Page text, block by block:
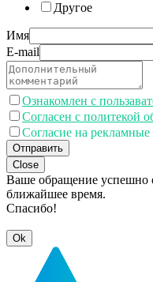
Другое
Имя
E-mail
Ознакомлен с
Согласен с политекой
Согласие на рекламные
Отправить
Close
Ваше обращение успешно
ближайшее время.
Спасибо!
Ok